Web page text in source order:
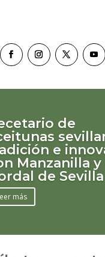
de
e
Manzanilla y
de Sevilla
más